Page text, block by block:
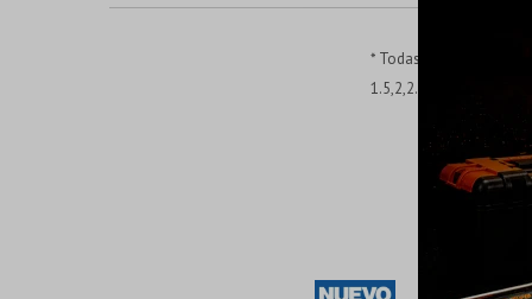
* Todas las llaves
1.5,2,2.5,3,4,5,6,8,10mm